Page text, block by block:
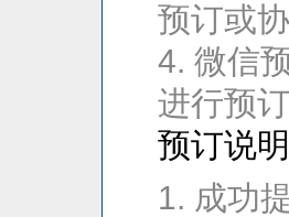
预订或
4. 微信
进行预
预订说明
1. 成功